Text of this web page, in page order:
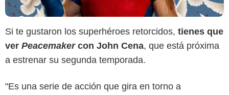
Si te gustaron los superhéroes retorcidos, tienes que
ver Peacemaker con John Cena, que está próxima
a estrenar su segunda temporada.
"Es una serie de acción que gira en torno a